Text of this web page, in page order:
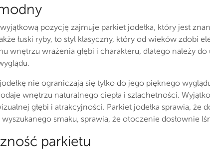
pozycję zajmuje parkiet jodełka, który jest
łuski ryby, to styl klasyczny, który od wieków zdobi
wnętrzu wrażenia głębi i charakteru, dlatego należy
nie ograniczają się tylko do jego pięknego
wnętrzu naturalnego ciepła i szlachetności.
głębi i atrakcyjności. Parkiet jodełka sprawia, że
smaku, sprawia, że otoczenie dosłownie
parkietu